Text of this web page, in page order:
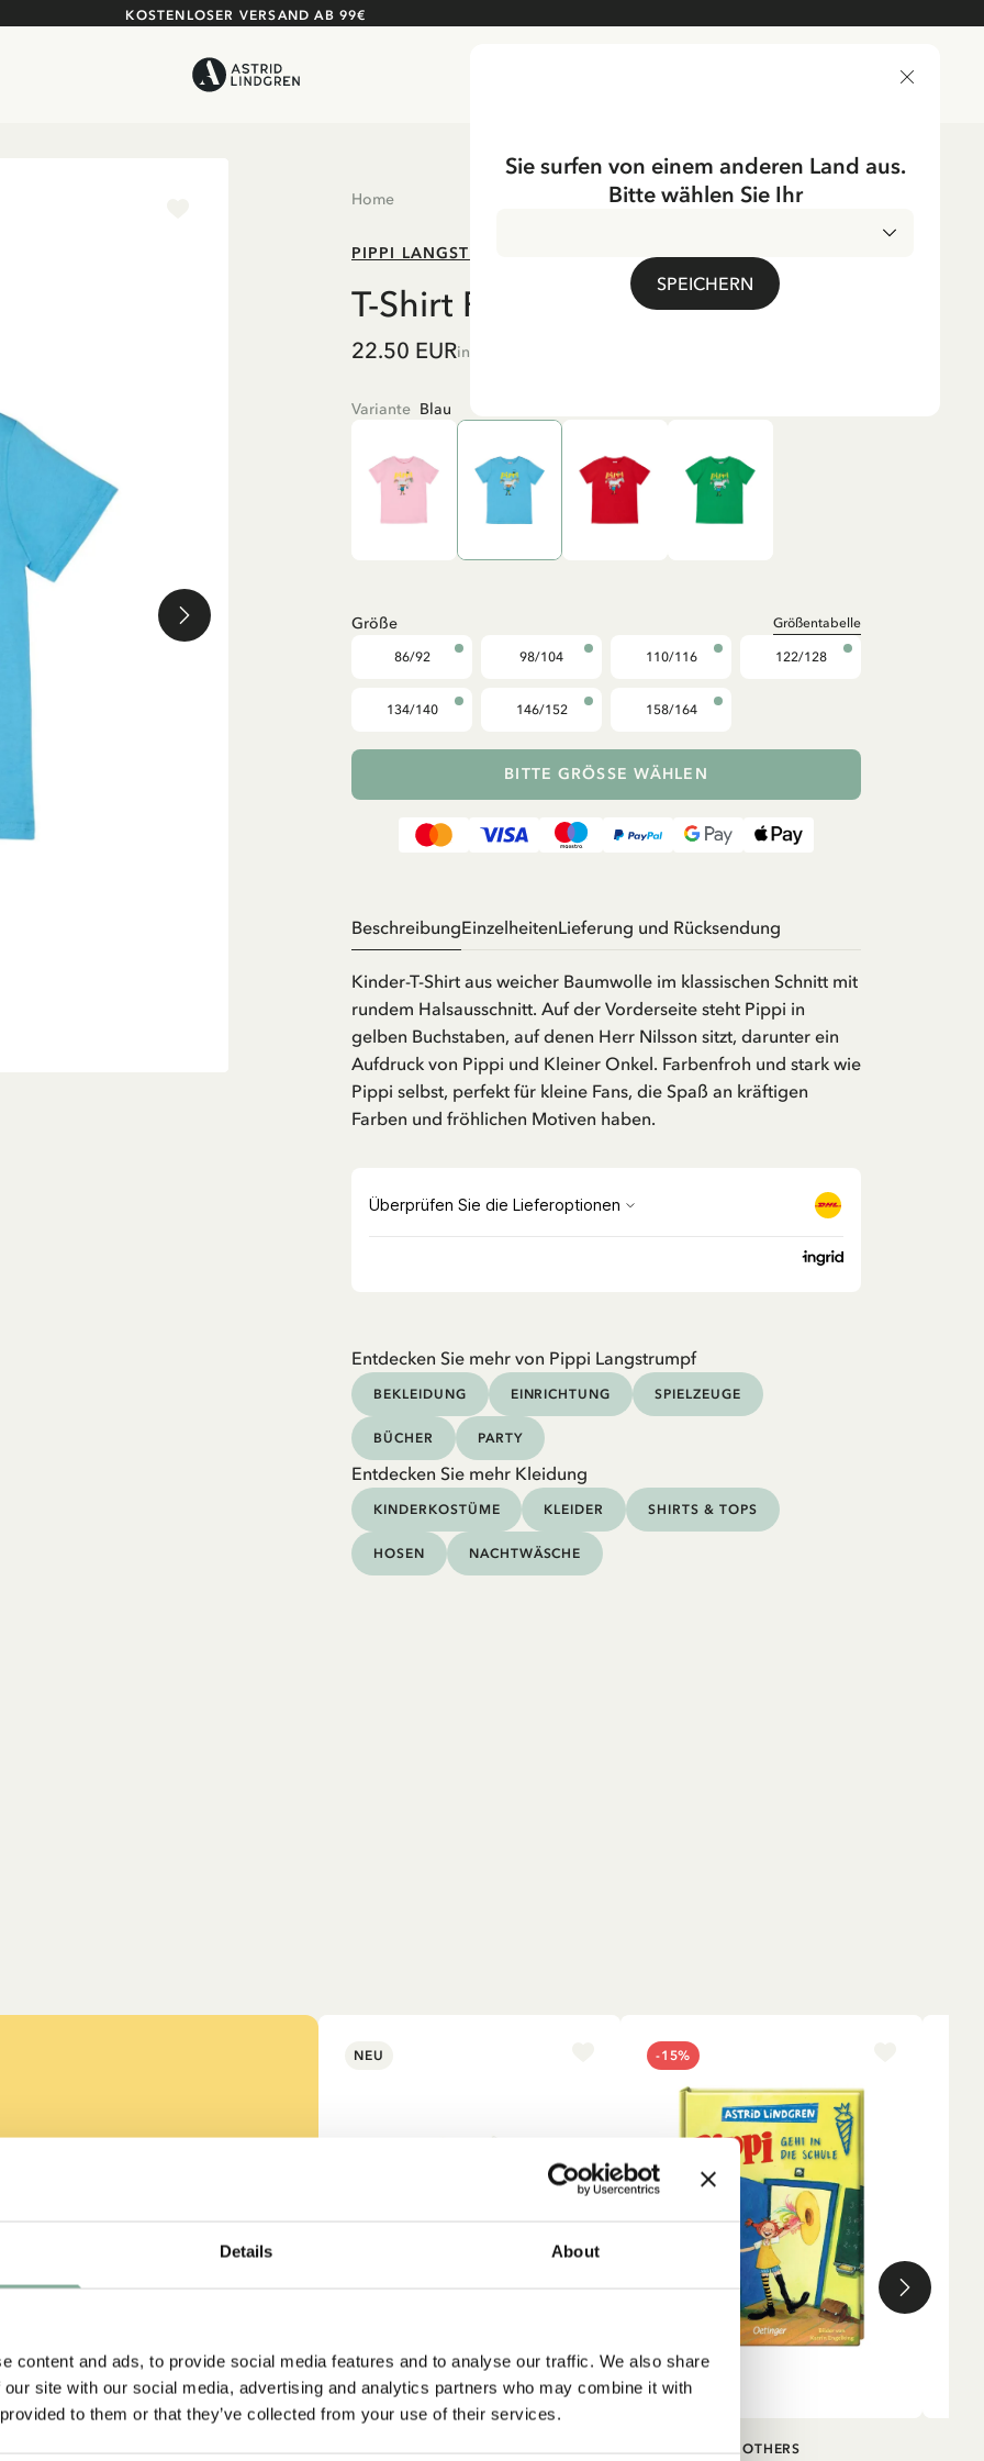
Details About
content and ads, to provide social media features and to analyse our traffic. We also share
site with our social media, advertising and analytics partners who may combine it with
to them or that they’ve collected from your use of their services.
KOSTENLOSER VERSAND AB 99€
Home
PIPPI LANGSTRUMPF
T-Shirt Pippi Langstrumpf – Blau
22.50 EURinkl. MwSt.
Variante Blau
Größe Größentabelle
86/92 98/104 110/116 122/128
134/140 146/152 158/164
BITTE GRÖSSE WÄHLEN
BeschreibungEinzelheitenLieferung und Rücksendung
Kinder-T-Shirt aus weicher Baumwolle im klassischen Schnitt mit
rundem Halsausschnitt. Auf der Vorderseite steht Pippi in
gelben Buchstaben, auf denen Herr Nilsson sitzt, darunter ein
Aufdruck von Pippi und Kleiner Onkel. Farbenfroh und stark wie
Pippi selbst, perfekt für kleine Fans, die Spaß an kräftigen
Farben und fröhlichen Motiven haben.
Entdecken Sie mehr von Pippi Langstrumpf
BEKLEIDUNG EINRICHTUNG SPIELZEUGE
BÜCHER PARTY
Entdecken Sie mehr Kleidung
KINDERKOSTÜME KLEIDER SHIRTS & TOPS
HOSEN NACHTWÄSCHE
auch gut
NEU -15%
IN DEN WARENKORB
OTHERS
Sie surfen von einem anderen Land aus.
Bitte wählen Sie Ihr
SPEICHERN